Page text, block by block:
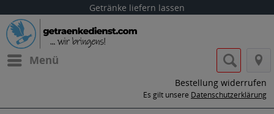
Getränke liefern lassen
Menü
Bestellung widerrufen
Es gilt unsere Datenschutzerklärung